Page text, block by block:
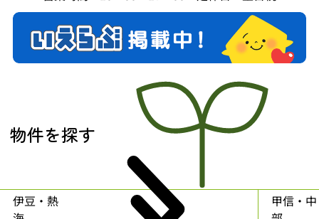
物件を探す
伊豆・熱
甲信・中